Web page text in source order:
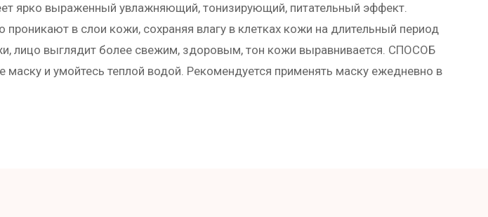
ярко выраженный увлажняющий, тонизирующий, питательный эффект.
в слои кожи, сохраняя влагу в клетках кожи на длительный период
лицо выглядит более свежим, здоровым, тон кожи выравнивается. СПОСОБ
и умойтесь теплой водой. Рекомендуется применять маску ежедневно в